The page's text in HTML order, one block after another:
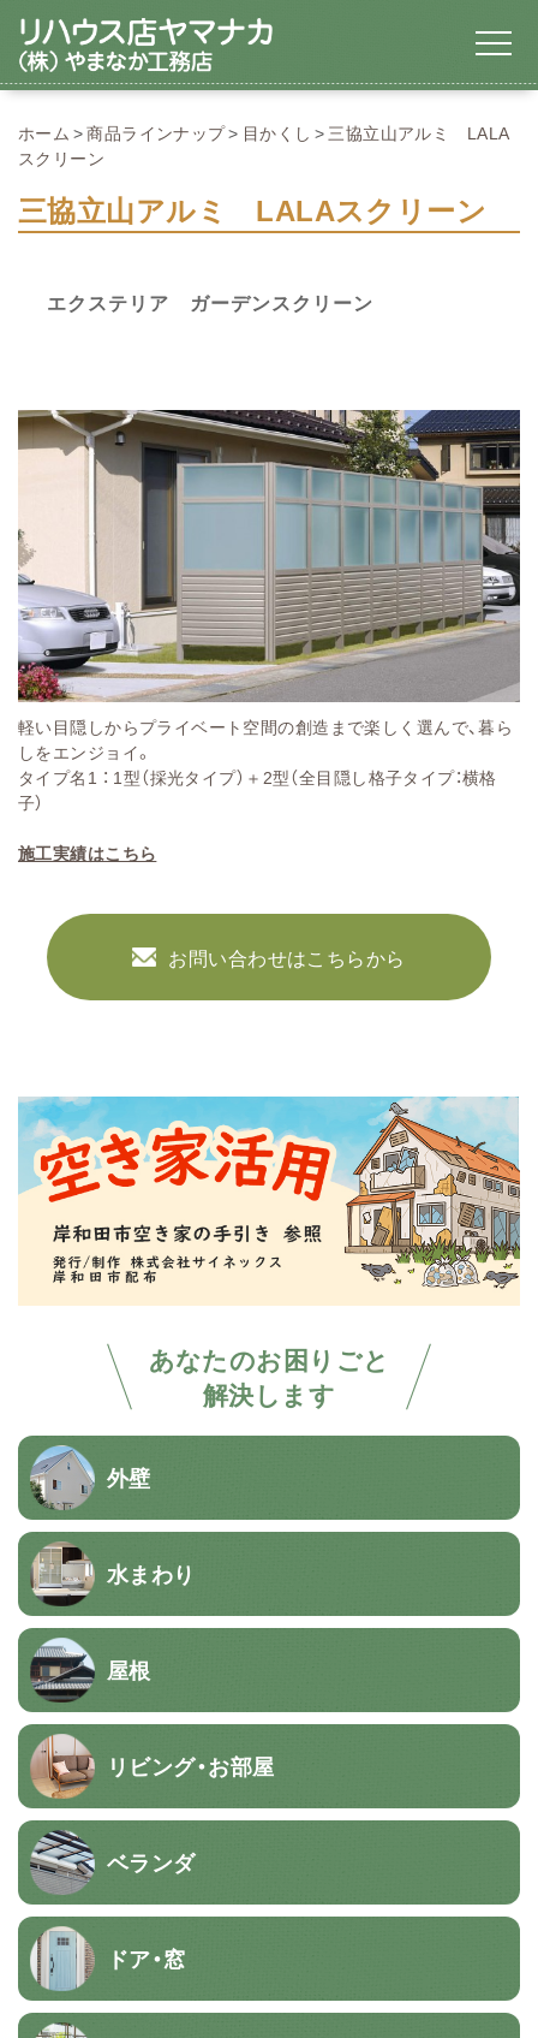
あなたのお困りごと
解決します
外壁
水まわり
屋根
リビング・お部屋
ベランダ
ドア・窓
ホーム 商品ラインナップ 目かくし
三協立山アルミ LALA
スクリーン
三協立山アルミ LALAスクリーン
エクステリア ガーデンスクリーン
軽い目隠しからプライベート空間の創造まで楽しく選んで、暮ら
しをエンジョイ。
タイプ名1 ： 1型（採光タイプ）＋2型（全目隠し格子タイプ：横格
子）
施工実績はこちら
お問い合わせはこちらから